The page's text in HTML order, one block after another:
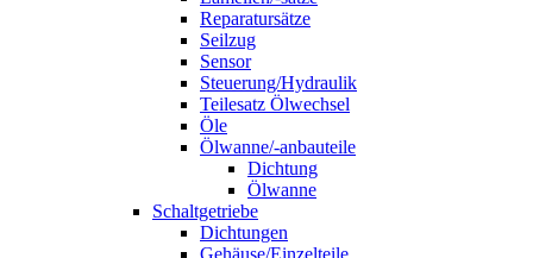
Reparatursätze
Seilzug
Sensor
Steuerung/Hydraulik
Teilesatz Ölwechsel
Öle
Ölwanne/-anbauteile
Dichtung
Ölwanne
Schaltgetriebe
Dichtungen
Gehäuse/Einzelteile